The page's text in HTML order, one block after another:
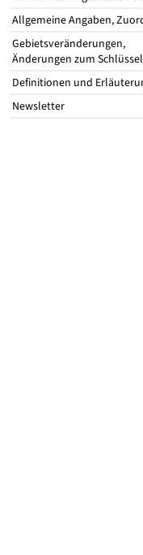
Allgemeine Angaben,
Gebietsveränderungen,
Änderungen zum
Definitionen und
Newsletter